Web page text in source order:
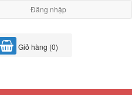
Đăng nhập
Giỏ hàng (0)